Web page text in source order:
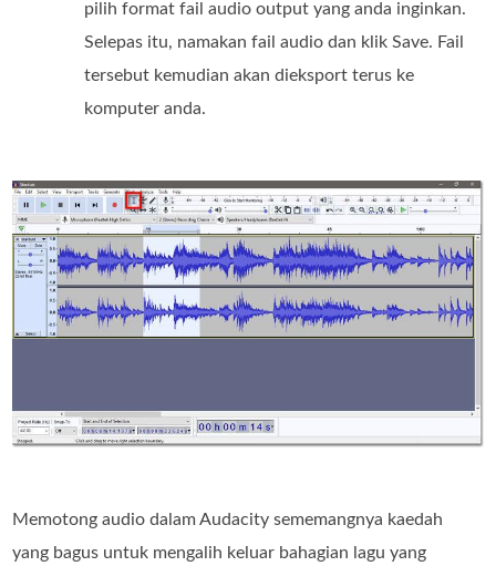
pilih format fail audio output yang anda inginkan.
Selepas itu, namakan fail audio dan klik Save. Fail
tersebut kemudian akan dieksport terus ke
komputer anda.
Memotong audio dalam Audacity sememangnya kaedah
yang bagus untuk mengalih keluar bahagian lagu yang